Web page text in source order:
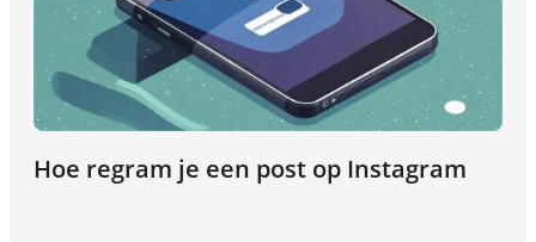
Hoe regram je een post op Instagram